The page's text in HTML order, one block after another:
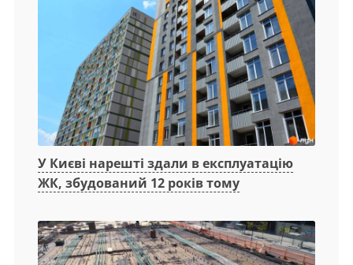
У Києві нарешті здали в експлуатацію
ЖК, збудований 12 років тому